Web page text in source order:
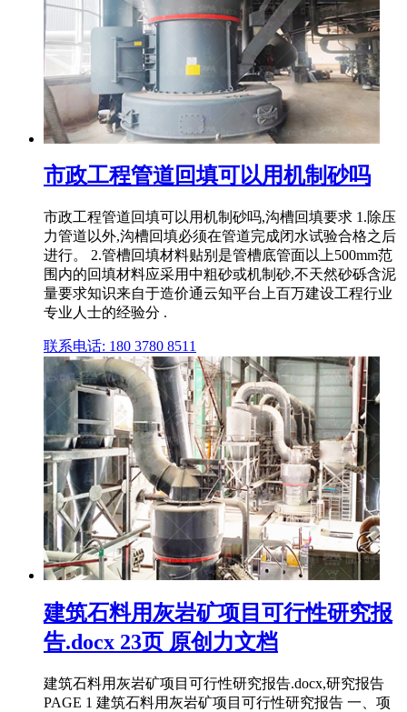
市政工程管道回填可以用机制砂吗
市政工程管道回填可以用机制砂吗,沟槽回填要求 1.除压
力管道以外,沟槽回填必须在管道完成闭水试验合格之后
进行。 2.管槽回填材料贴别是管槽底管面以上500mm范
围内的回填材料应采用中粗砂或机制砂,不天然砂砾含泥
量要求知识来自于造价通云知平台上百万建设工程行业
专业人士的经验分 .
联系电话: 180 3780 8511
建筑石料用灰岩矿项目可行性研究报
告.docx 23页 原创力文档
建筑石料用灰岩矿项目可行性研究报告.docx,研究报告
PAGE 1 建筑石料用灰岩矿项目可行性研究报告 一、项